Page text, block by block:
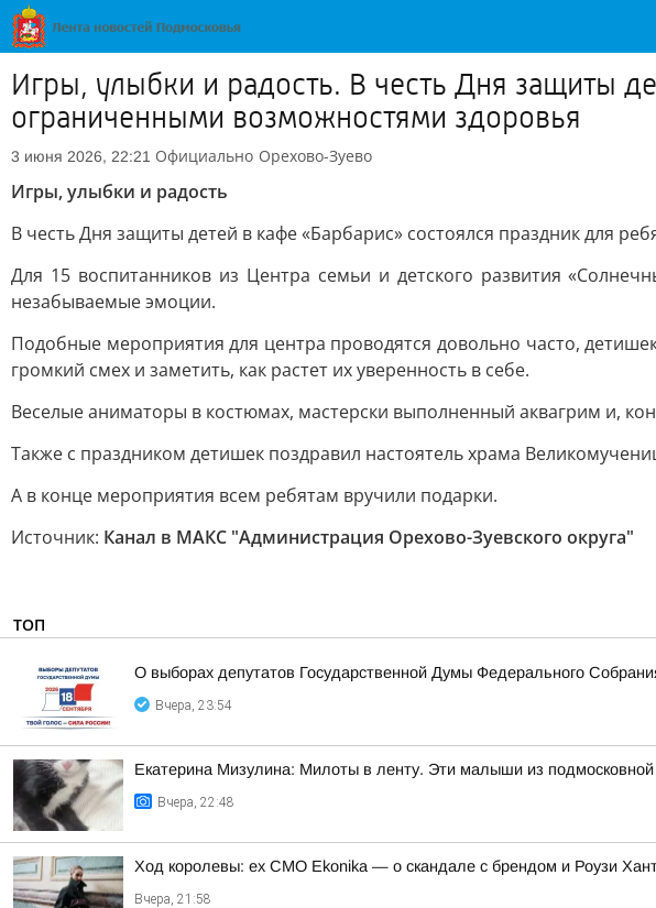
Игры, улыбки и радость. В честь Дня защиты
ограниченными возможностями здоровья
3 июня 2026, 22:21 Официально Орехово-Зуево
Игры, улыбки и радость
В честь Дня защиты детей в кафе «Барбарис» состоялся праздник для
Для 15 воспитанников из Центра семьи и детского развития
незабываемые эмоции.
Подобные мероприятия для центра проводятся довольно часто,
громкий смех и заметить, как растет их уверенность в себе.
Веселые аниматоры в костюмах, мастерски выполненный аквагрим и,
Также с праздником детишек поздравил настоятель храма
А в конце мероприятия всем ребятам вручили подарки.
Источник: Канал в МАКС "Администрация Орехово-Зуевского округа"
ТОП
О выборах депутатов Государственной Думы Федерального
Вчера, 23:54
Екатерина Мизулина: Милоты в ленту. Эти малыши из
Вчера, 22:48
Ход королевы: ex CMO Ekonika — о скандале с брендом и Роузи
Вчера, 21:58